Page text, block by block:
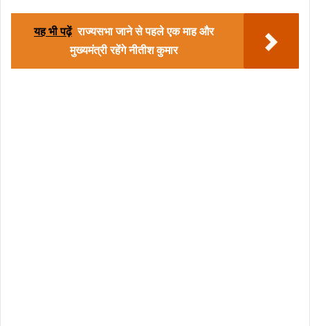
यह भी पढ़ें राज्यसभा जाने से पहले एक माह और
मुख्यमंत्री रहेंगे नीतीश कुमार